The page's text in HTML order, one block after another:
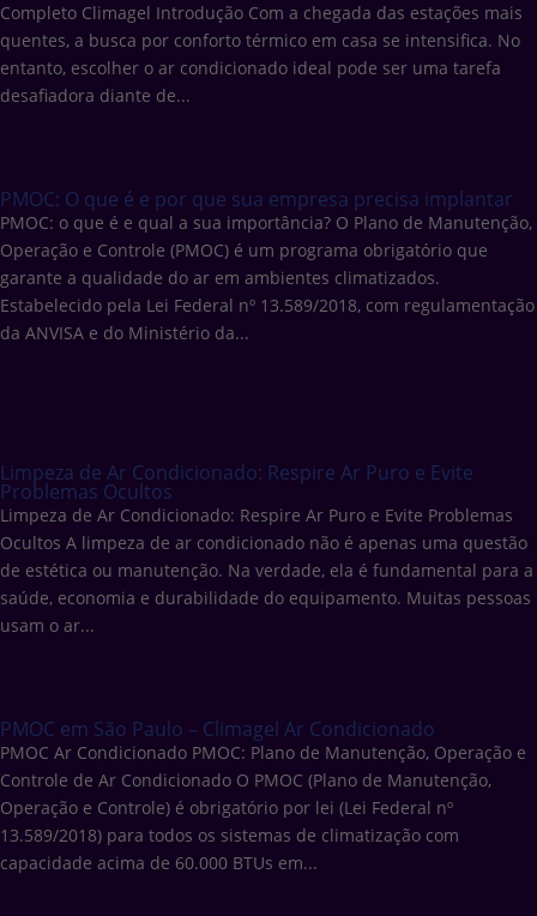
Completo Climagel Introdução Com a chegada das estações mais
quentes, a busca por conforto térmico em casa se intensifica. No
entanto, escolher o ar condicionado ideal pode ser uma tarefa
desafiadora diante de...
PMOC: O que é e por que sua empresa precisa implantar
PMOC: o que é e qual a sua importância? O Plano de Manutenção,
Operação e Controle (PMOC) é um programa obrigatório que
garante a qualidade do ar em ambientes climatizados.
Estabelecido pela Lei Federal nº 13.589/2018, com regulamentação
da ANVISA e do Ministério da...
Limpeza de Ar Condicionado: Respire Ar Puro e Evite
Problemas Ocultos
Limpeza de Ar Condicionado: Respire Ar Puro e Evite Problemas
Ocultos A limpeza de ar condicionado não é apenas uma questão
de estética ou manutenção. Na verdade, ela é fundamental para a
saúde, economia e durabilidade do equipamento. Muitas pessoas
usam o ar...
PMOC em São Paulo – Climagel Ar Condicionado
PMOC Ar Condicionado PMOC: Plano de Manutenção, Operação e
Controle de Ar Condicionado O PMOC (Plano de Manutenção,
Operação e Controle) é obrigatório por lei (Lei Federal nº
13.589/2018) para todos os sistemas de climatização com
capacidade acima de 60.000 BTUs em...